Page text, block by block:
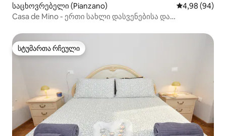
საცხოვრებელი (Pianzano) საშუალო
4,98 (94)
Casa de Mino - ერთი სახლი დასვენებისა და
სტუმართა რჩეული
სტუმართა რჩეული